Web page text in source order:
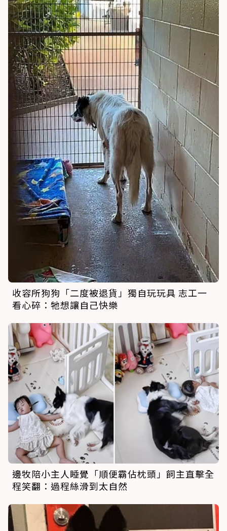
收容所狗狗「二度被退貨」獨自玩玩具 志工一
看心碎：牠想讓自己快樂
邊牧陪小主人睡覺「順便霸佔枕頭」飼主直擊全
程笑翻：過程絲滑到太自然